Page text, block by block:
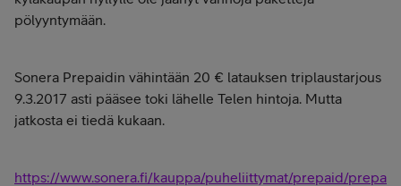
pölyyntymään.
Sonera Prepaidin vähintään 20 € latauksen triplaustarjous
9.3.2017 asti pääsee toki lähelle Telen hintoja. Mutta
jatkosta ei tiedä kukaan.
https://www.sonera.fi/kauppa/puheliittymat/prepaid/prepa